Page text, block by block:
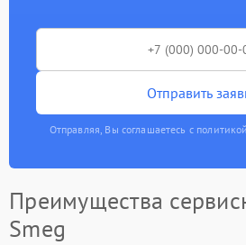
Отправить
Отправляя, Вы соглашаетесь с
Преимущества
Smeg